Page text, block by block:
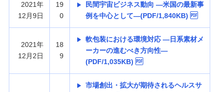
2021年
12月9日
19
0
民間宇宙ビジネス動向 —米国の最新事
例を中心として—(PDF/1,840KB)
2021年
12月2日
18
9
軟包装における環境対応 —日系素材メ
ーカーの進むべき方向性—
(PDF/1,035KB)
市場創出・拡大が期待されるヘルスサ